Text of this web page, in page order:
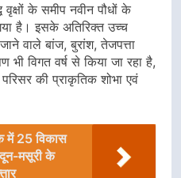
वृक्षों के समीप नवीन पौधों के
है। इसके अतिरिक्त उच्च
जाने वाले बांज, बुरांश, तेजपत्ता
भी विगत वर्ष से किया जा रहा है,
की प्राकृतिक शोभा एवं
में 25 विकास
मसूरी के